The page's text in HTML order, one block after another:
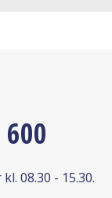
08.30 - 15.30.